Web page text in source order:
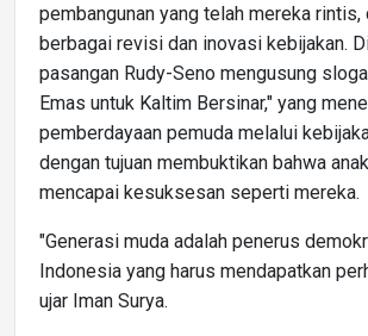
pembangunan yang telah mereka
berbagai revisi dan inovasi kebijakan.
pasangan Rudy-Seno mengusung
Emas untuk Kaltim Bersinar," yang
pemberdayaan pemuda melalui
dengan tujuan membuktikan bahwa
mencapai kesuksesan seperti mereka.
"Generasi muda adalah penerus
Indonesia yang harus mendapatkan
ujar Iman Surya.